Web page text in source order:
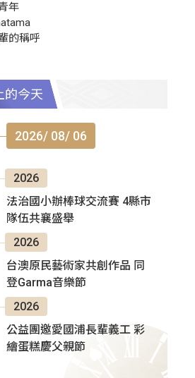
年
的稱呼
的今天
2026/ 08/ 06
2026
法治國小辦棒球交流賽 4縣市
隊伍共襄盛舉
2026
台澳原民藝術家共創作品 同
登Garma音樂節
2026
公益團邀愛國浦長輩義工 彩
繪蛋糕慶父親節